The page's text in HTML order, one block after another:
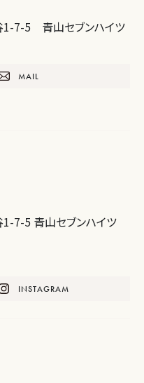
7-5 青山セブンハイツ
MAIL
7-5 青山セブンハイツ
INSTAGRAM